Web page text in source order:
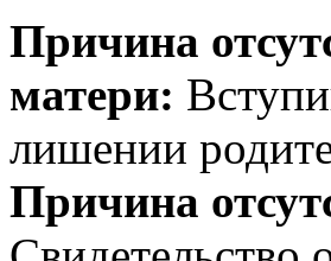
Причина
матери:
лишении
Причина